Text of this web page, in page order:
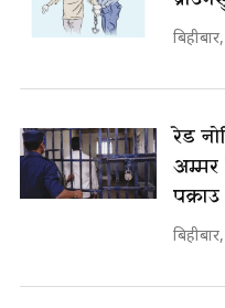
रेड
अम्मर
पक्राउ